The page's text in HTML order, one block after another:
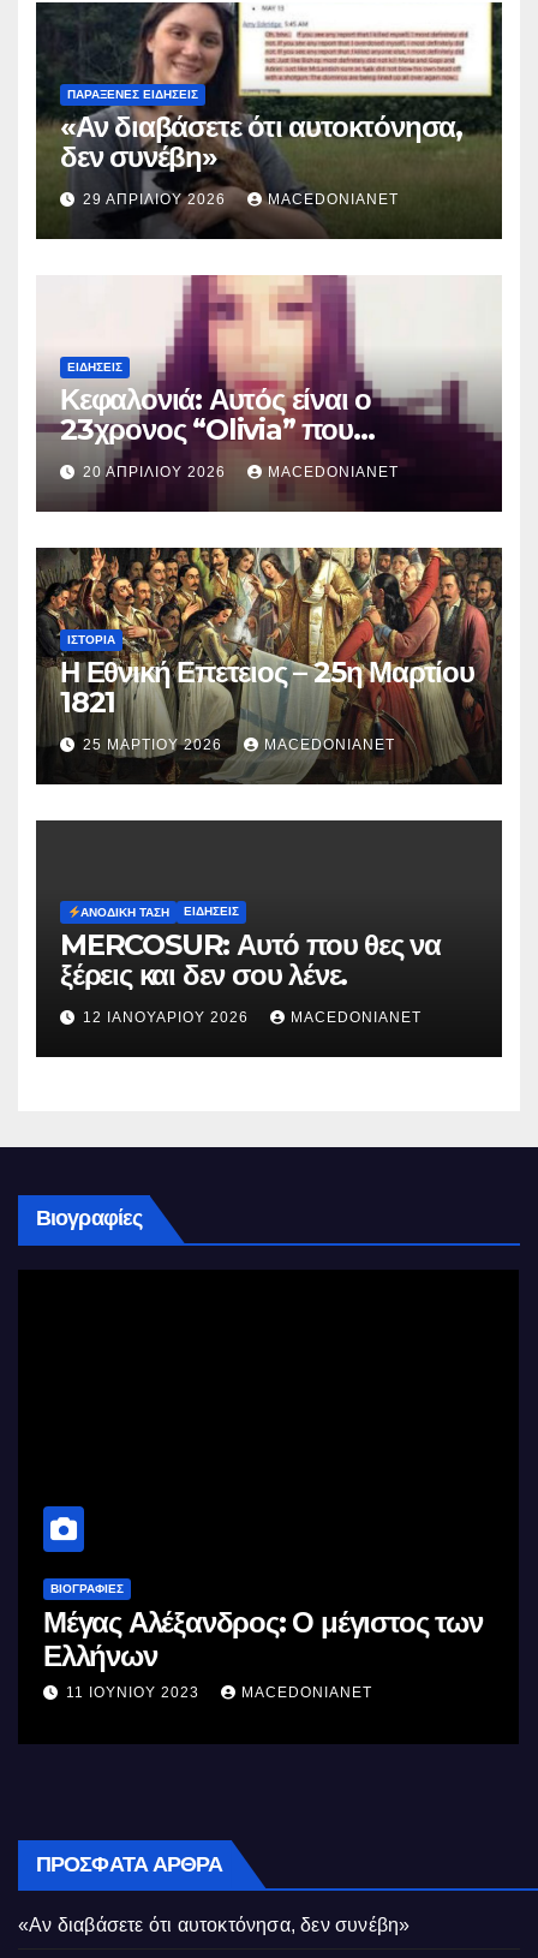
ΠΑΡΆΞΕΝΕΣ ΕΙΔΉΣΕΙΣ
«Αν διαβάσετε ότι αυτοκτόνησα,
δεν συνέβη»
29 ΑΠΡΙΛΊΟΥ 2026 MACEDONIANET
ΕΙΔΉΣΕΙΣ
Κεφαλονιά: Αυτός είναι ο
23χρονος “Olivia” που
κατηγορείται για τον θάνατο της
Μυρτούς
20 ΑΠΡΙΛΊΟΥ 2026 MACEDONIANET
ΙΣΤΟΡΊΑ
Η Εθνική Επετειος – 25η Μαρτίου
1821
25 ΜΑΡΤΊΟΥ 2026 MACEDONIANET
ΑΝΟΔΙΚΉ ΤΆΣΗ ΕΙΔΉΣΕΙΣ
MERCOSUR: Αυτό που θες να
ξέρεις και δεν σου λένε.
12 ΙΑΝΟΥΑΡΊΟΥ 2026 MACEDONIANET
Βιογραφίες
ΒΙΟΓΡΑΦΊΕΣ
Μέγας Αλέξανδρος: Ο μέγιστος των
Ελλήνων
11 ΙΟΥΝΊΟΥ 2023 MACEDONIANET
ΠΡΌΣΦΑΤΑ ΆΡΘΡΑ
«Αν διαβάσετε ότι αυτοκτόνησα, δεν συνέβη»